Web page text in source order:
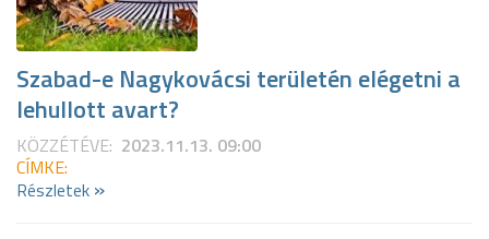
Szabad-e Nagykovácsi területén elégetni a
lehullott avart?
KÖZZÉTÉVE: 2023.11.13. 09:00
CÍMKE:
Részletek »